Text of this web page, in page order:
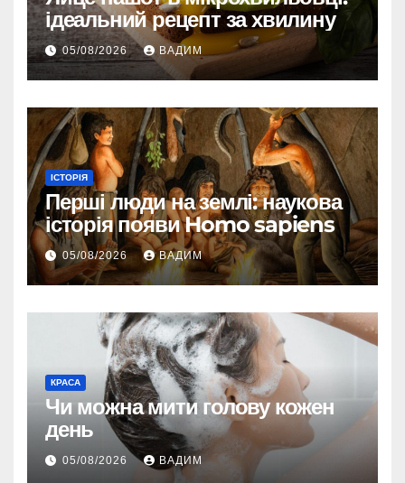
ідеальний рецепт за хвилину
05/08/2026 ВАДИМ
ІСТОРІЯ
Перші люди на землі: наукова
історія появи Homo sapiens
05/08/2026 ВАДИМ
КРАСА
Чи можна мити голову кожен
день
05/08/2026 ВАДИМ